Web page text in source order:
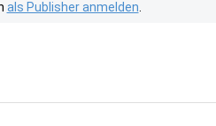
als Publisher anmelden